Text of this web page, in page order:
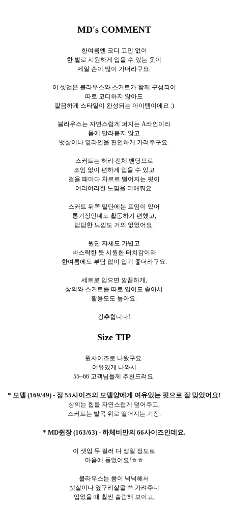
MD's COMMENT
한여름엔 코디 고민 없이
한 벌로 시원하게 입을 수 있는 옷이
제일 손이 많이 가더라구요.
이 셋업은 블라우스와 스커트가 함께 구성되어
따로 코디하지 않아도
깔끔하게 스타일이 완성되는 아이템이에요 :)
블라우스는 자연스럽게 퍼지는 A라인이라
몸에 달라붙지 않고
뱃살이나 옆라인을 편안하게 가려주구요.
스커트는 허리 전체 밴딩으로
조임 없이 편하게 입을 수 있고
걸을 때마다 차르르 떨어지는 핏이
여리여리한 느낌을 더해줘요.
스커트 뒤쪽 밑단에는 트임이 있어
롱기장인데도 활동하기 편했고,
답답한 느낌도 거의 없었어요.
원단 자체도 가볍고
바스락한 듯 시원한 터치감이라
한여름에도 부담 없이 입기 좋더라구요.
세트로 입으면 깔끔하게,
상의와 스커트를 따로 입어도 좋아서
활용도도 높아요.
강추합니다!
Size TIP
원사이즈로 나왔구요.
여유있게 나와서
55~66 고객님들께 추천드려요.
* 모델 (169/49) - 정 55사이즈의 모델양에게 여유있는 핏으로 잘 맞았어요!
상의는 힙을 자연스럽게 덮어주고,
스커트는 발목 위로 떨어지는 기장.
* MD쥔장 (163/63) - 하체비만의 66사이즈인데요.
이 셋업 두 컬러 다 쟁일 정도로
마음에 들었어요!ㅎㅎ
블라우스는 품이 넉넉해서
뱃살이나 옆구리살을 쓱 가려주니
입었을 때 훨씬 슬림해 보이고,